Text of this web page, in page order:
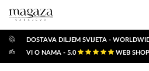
DOSTAVA DILJEM SVIJETA -
VI O NAMA - 5.0
WEB SHOP